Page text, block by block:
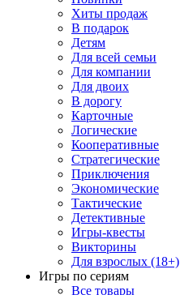
Хиты продаж
В подарок
Детям
Для всей семьи
Для компании
Для двоих
В дорогу
Карточные
Логические
Кооперативные
Стратегические
Приключения
Экономические
Тактические
Детективные
Игры-квесты
Викторины
Для взрослых (18+)
Игры по сериям
Все товары